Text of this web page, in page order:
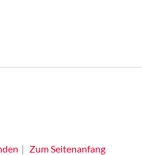
Zum Seitenanfang